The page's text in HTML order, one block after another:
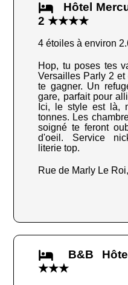
Hôtel
2 ★★★★
4 étoiles à environ
Hop, tu poses tes
Versailles Parly 2
te gagner. Un
gare, parfait pour
Ici, le style est là,
tonnes. Les
soigné te feront
d'oeil. Service
literie top.
Rue de Marly Le
B&B
★★★